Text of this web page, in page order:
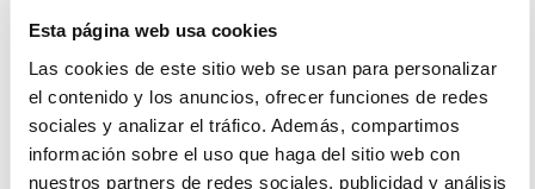
Esta página web usa cookies
Las cookies de este sitio web se usan para personalizar
el contenido y los anuncios, ofrecer funciones de redes
sociales y analizar el tráfico. Además, compartimos
información sobre el uso que haga del sitio web con
nuestros partners de redes sociales, publicidad y análisis
Les décolletés classiques et
apparition dans ce type de robe, ce qui permet de
créer des modèles magnifiques pour tous les goûts.
Si vous préférez un style plus traditionnel, les jupes
fluides sont idéales pour vous, car elles ajoutent une
touche romantique classique, mais si vous